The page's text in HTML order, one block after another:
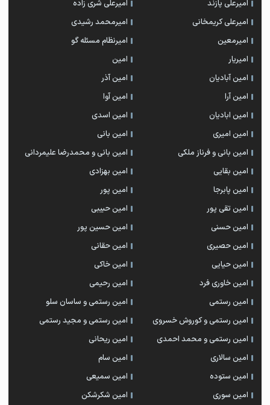
امیرعلی پازند
امیرعلی شری زاده
امیرعلی کریمخانی
امیرمحمد رشیدی
امیرمعین
امیرنظام مسئله گو
امیریار
امین
امین آبادیان
امین آذر
امین آرا
امین آوا
امین ابادیان
امین اسدی
امین امیری
امین بانی
امین بانی و فرناز ملکی
امین بانی و محمدرضا علیمردانی
امین بقایی
امین بهزادی
امین پابرجا
امین پور
امین تقی پور
امین حبیبی
امین حسنی
امین حسین پور
امین حصیری
امین حقانی
امین حیایی
امین خاکی
امین خاوری فرد
امین رحیمی
امین رستمی
امین رستمی و ساسان سلو
امین رستمی و کوروش خسروی
امین رستمی و مجید رستمی
امین رستمی و محمد احمدی
امین ریحانی
امین سالاری
امین سام
امین ستوده
امین سمیعی
امین سوری
امین شکرشکن